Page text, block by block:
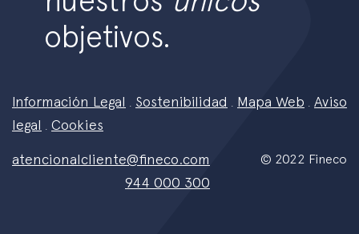
objetivos.
Información Legal Sostenibilidad Mapa Web
Aviso
legal
Cookies
atencionalcliente@fineco.com
944 000 300
© 2022 Fineco